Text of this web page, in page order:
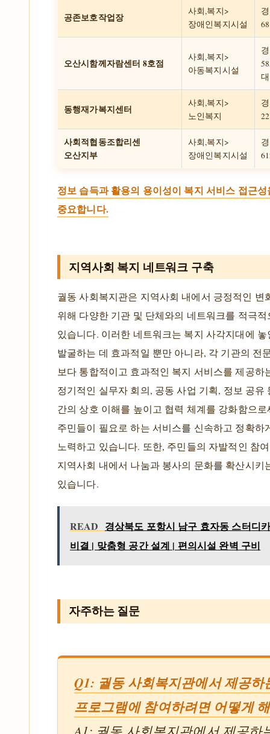
공존보호작업장
사회,복지>
장애인복지시설
오산시함께자람센터 8호점
사회,복지>
아동복지시설
동행재가복지센터
사회,복지>
노인복지
사회적협동조합리센
오산지부
사회,복지>
장애인복지시설
정보 습득과 활용의 용이성이 복지 서비스 접근
중요합니다.
지역사회 복지 네트워크 구축
궐동 사회복지관은 지역사회 내에서 긍정적인 변
위해 다양한 기관 및 단체와의 네트워크를 적극
있습니다. 이러한 네트워크는 복지 사각지대에
발굴하는 데 효과적일 뿐만 아니라, 각 기관의 전
보다 통합적이고 효과적인 복지 서비스를 제공하
정기적인 실무자 회의, 공동 사업 기획, 정보 공유
간의 상호 이해를 높이고 협력 체계를 강화함으
주민들이 필요로 하는 서비스를 신속하고 정확하
노력하고 있습니다. 또한, 주민들의 자발적인 참
지역사회 내에서 나눔과 봉사의 문화를 확산시키
있습니다.
READ 경상북도 포항시 남구 효자동 스터디
비결 | 맞춤형 공간 설계 | 편의시설 완벽 구비
자주하는 질문
Q1: 궐동 사회복지관에서 제공하
프로그램에 참여하려면 어떻게
A1: 궐동 사회복지관에서 제공하